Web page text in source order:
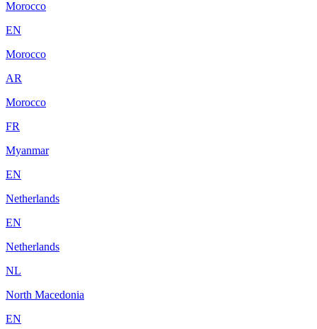
Morocco
EN
Morocco
AR
Morocco
FR
Myanmar
EN
Netherlands
EN
Netherlands
NL
North Macedonia
EN